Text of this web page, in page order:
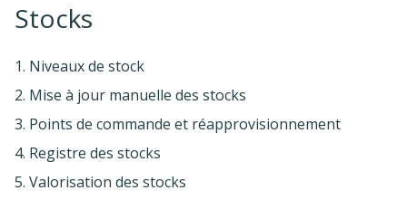
Stocks
1. Niveaux de stock
2. Mise à jour manuelle des stocks
3. Points de commande et réapprovisionnement
4. Registre des stocks
5. Valorisation des stocks